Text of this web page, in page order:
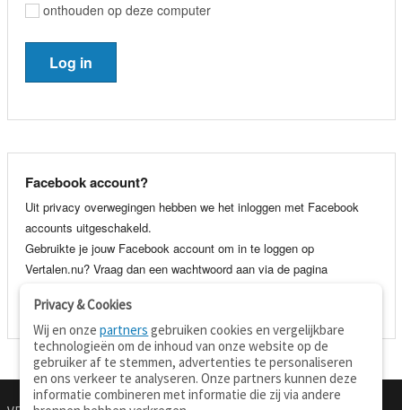
onthouden op deze computer
Facebook account?
Uit privacy overwegingen hebben we het inloggen met Facebook
accounts uitgeschakeld.
Gebruikte je jouw Facebook account om in te loggen op
Vertalen.nu? Vraag dan een wachtwoord aan via de pagina
je e-mail adres en wachtwoord.
Privacy & Cookies
Wij en onzepartners gebruiken cookies en vergelijkbare
technologieën om de inhoud van onze website op de
gebruiker af te stemmen, advertenties te personaliseren
en ons verkeer te analyseren. Onze partners kunnen deze
informatie combineren met informatie die zij via andere